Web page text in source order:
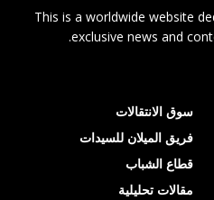
This is a worldwide website
exclusive news and
سوق الانتقالات
فريق الميلان للسيدات
قطاع الشباب
مقالات تحليلية